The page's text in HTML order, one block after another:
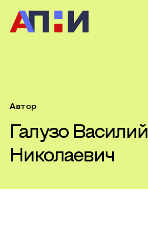
Автор
Галузо Василий
Николаевич